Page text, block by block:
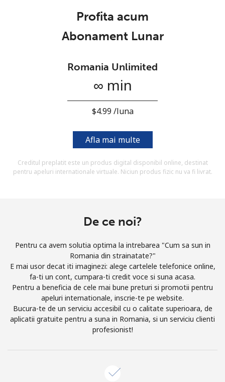
Buna!
Logheaza-te sauCREEAZA CONT NOU →
sau
Continua cu
Profita acum
Abonament Lunar
Romania Unlimited
∞ min
⁦$4.99⁩ /luna
Afla mai multe
Creditul preplatit este un produs digital disponibil online, destinat
pentru apeluri internationale virtuale. Niciun produs fizic nu va fi livrat.
De ce noi?
Pentru ca avem solutia optima la intrebarea "Cum sa sun in
Romania din strainatate?"
E mai usor decat iti imaginezi: alege cartelele telefonice online,
fa-ti un cont, cumpara-ti credit voce si suna acasa.
Pentru a beneficia de cele mai bune preturi si promotii pentru
apeluri internationale, inscrie-te pe website.
Bucura-te de un serviciu accesibil cu o calitate superioara, de
aplicatii gratuite pentru a suna in Romania, si un serviciu clienti
profesionist!